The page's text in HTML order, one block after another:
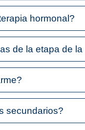
hormonal?
de la etapa de
secundarios?